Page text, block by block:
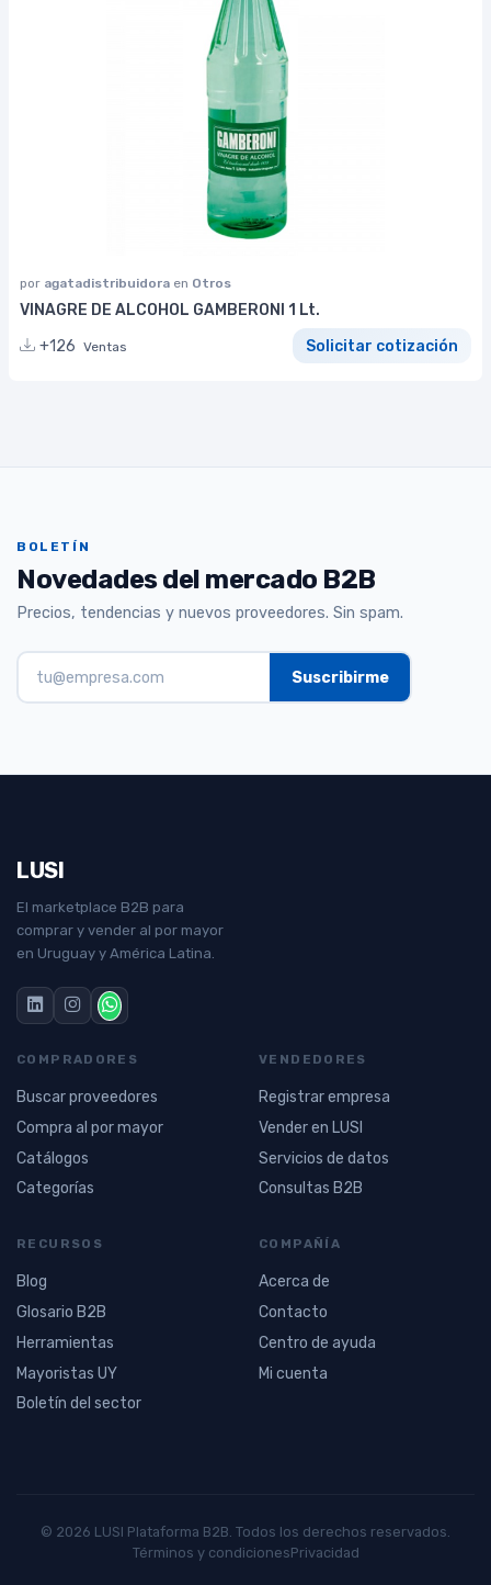
por agatadistribuidora en Otros
VINAGRE DE ALCOHOL GAMBERONI 1 Lt.
+126 Ventas Solicitar cotización
BOLETÍN
Novedades del mercado B2B
Precios, tendencias y nuevos proveedores. Sin spam.
LUSI
El marketplace B2B para
comprar y vender al por mayor
en Uruguay y América Latina.
COMPRADORES
Buscar proveedores
Compra al por mayor
Catálogos
Categorías
VENDEDORES
Registrar empresa
Vender en LUSI
Servicios de datos
Consultas B2B
RECURSOS
Blog
Glosario B2B
Herramientas
Mayoristas UY
Boletín del sector
COMPAÑÍA
Acerca de
Contacto
Centro de ayuda
Mi cuenta
© 2026 LUSI Plataforma B2B. Todos los derechos reservados.
Términos y condicionesPrivacidad